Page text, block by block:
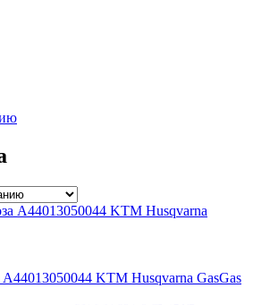
A44013050044 KTM Husqvarna GasGas